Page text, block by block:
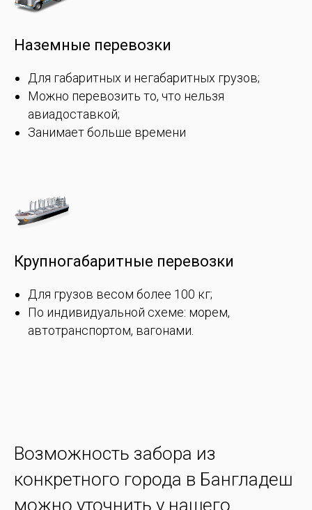
Наземные перевозки
Для габаритных и негабаритных грузов;
Можно перевозить то, что нельзя
авиадоставкой;
Занимает больше времени
Крупногабаритные перевозки
Для грузов весом более 100 кг;
По индивидуальной схеме: морем,
автотранспортом, вагонами.
Возможность забора из
конкретного города в Бангладеш
можно уточнить у нашего